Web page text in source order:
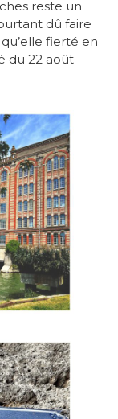
reste un
dû faire
fierté en
du 22 août